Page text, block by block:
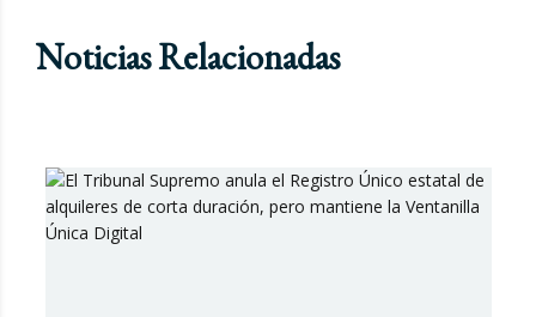
Noticias Relacionadas